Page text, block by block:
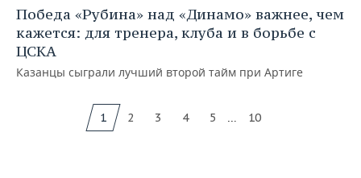
Победа «Рубина» над «Динамо» важнее, чем
кажется: для тренера, клуба и в борьбе с
ЦСКА
Казанцы сыграли лучший второй тайм при Артиге
1 2 3 4 5 ... 10